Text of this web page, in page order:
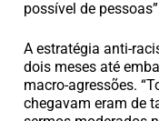
possível de
A estratégia anti-
dois meses até
macro-agressões.
chegavam eram de